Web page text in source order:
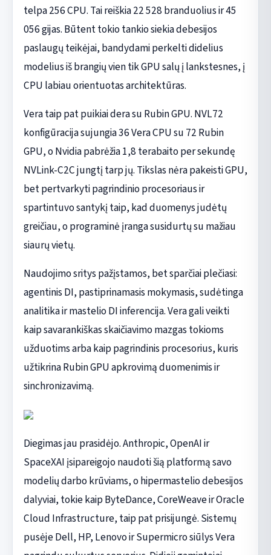
telpa 256 CPU. Tai reiškia 22 528 branduolius ir 45
056 gijas. Būtent tokio tankio siekia debesijos
paslaugų teikėjai, bandydami perkelti didelius
modelius iš brangių vien tik GPU salų į lankstesnes, į
CPU labiau orientuotas architektūras.
Vera taip pat puikiai dera su Rubin GPU. NVL72
konfigūracija sujungia 36 Vera CPU su 72 Rubin
GPU, o Nvidia pabrėžia 1,8 terabaito per sekundę
NVLink-C2C jungtį tarp jų. Tikslas nėra pakeisti GPU,
bet pertvarkyti pagrindinio procesoriaus ir
spartintuvo santykį taip, kad duomenys judėtų
greičiau, o programinė įranga susidurtų su mažiau
siaurų vietų.
Naudojimo sritys pažįstamos, bet sparčiai plečiasi:
agentinis DI, pastiprinamasis mokymasis, sudėtinga
analitika ir mastelio DI inferencija. Vera gali veikti
kaip savarankiškas skaičiavimo mazgas tokioms
užduotims arba kaip pagrindinis procesorius, kuris
užtikrina Rubin GPU apkrovimą duomenimis ir
sinchronizavimą.
Diegimas jau prasidėjo. Anthropic, OpenAI ir
SpaceXAI įsipareigojo naudoti šią platformą savo
modelių darbo krūviams, o hipermastelio debesijos
dalyviai, tokie kaip ByteDance, CoreWeave ir Oracle
Cloud Infrastructure, taip pat prisijungė. Sistemų
pusėje Dell, HP, Lenovo ir Supermicro siūlys Vera